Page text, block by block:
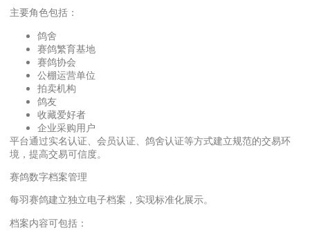
主要角色包括：
鸽舍
赛鸽繁育基地
赛鸽协会
公棚运营单位
拍卖机构
鸽友
收藏爱好者
企业采购用户
平台通过实名认证、会员认证、鸽舍认证等方式建立规范的交易环
境，提高交易可信度。
赛鸽数字档案管理
每羽赛鸽建立独立电子档案，实现标准化展示。
档案内容可包括：